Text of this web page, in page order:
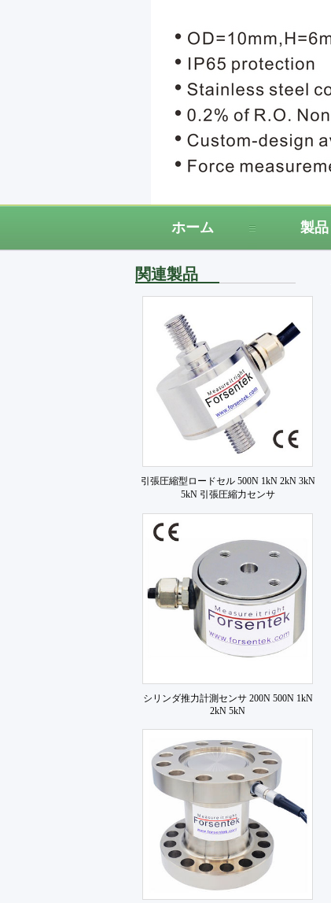
ホーム 製品
関連製品
引張圧縮型ロードセル 500N 1kN 2kN 3kN
5kN 引張圧縮力センサ
シリンダ推力計測センサ 200N 500N 1kN
2kN 5kN